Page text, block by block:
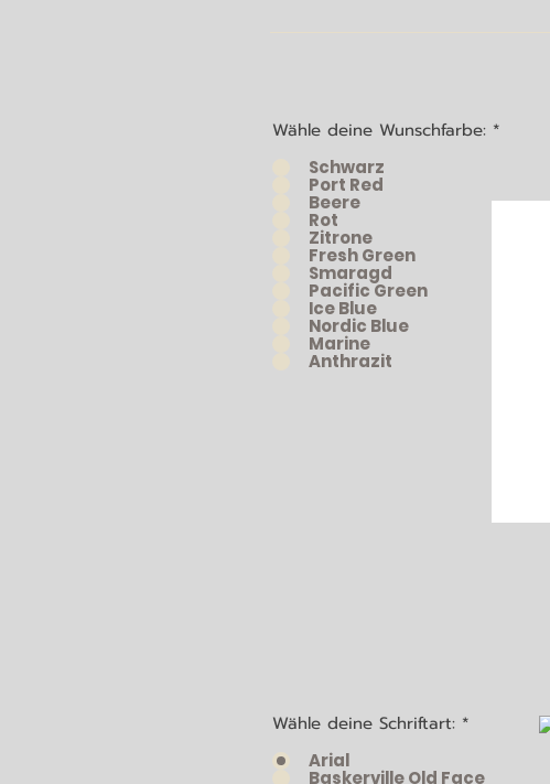
Wähle deine Wunschfarbe: *
Schwarz
Port Red
Beere
Rot
Zitrone
Fresh Green
Smaragd
Pacific Green
Ice Blue
Nordic Blue
Marine
Anthrazit
Wähle deine Schriftart: *
Arial
Baskerville Old Face